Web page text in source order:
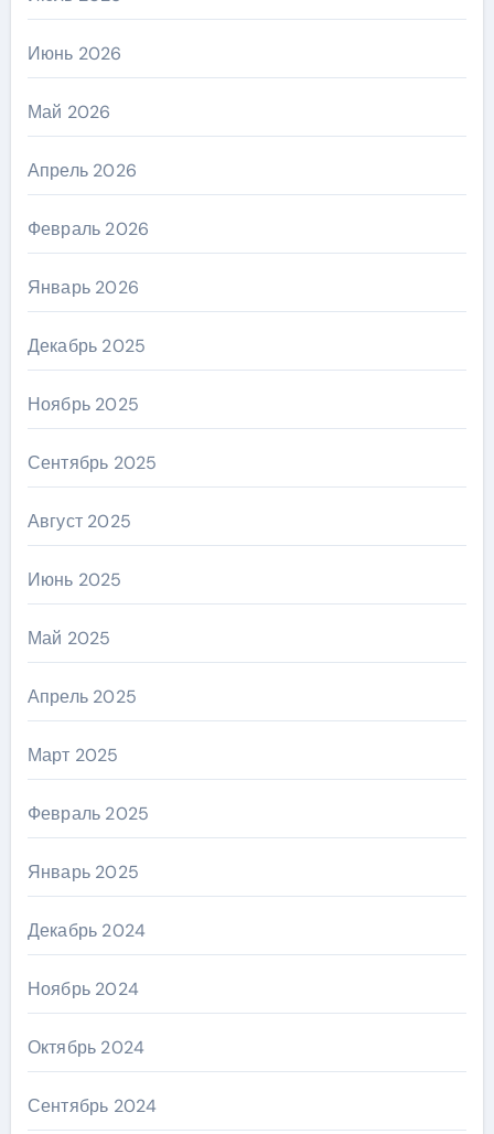
Июнь 2026
Май 2026
Апрель 2026
Февраль 2026
Январь 2026
Декабрь 2025
Ноябрь 2025
Сентябрь 2025
Август 2025
Июнь 2025
Май 2025
Апрель 2025
Март 2025
Февраль 2025
Январь 2025
Декабрь 2024
Ноябрь 2024
Октябрь 2024
Сентябрь 2024